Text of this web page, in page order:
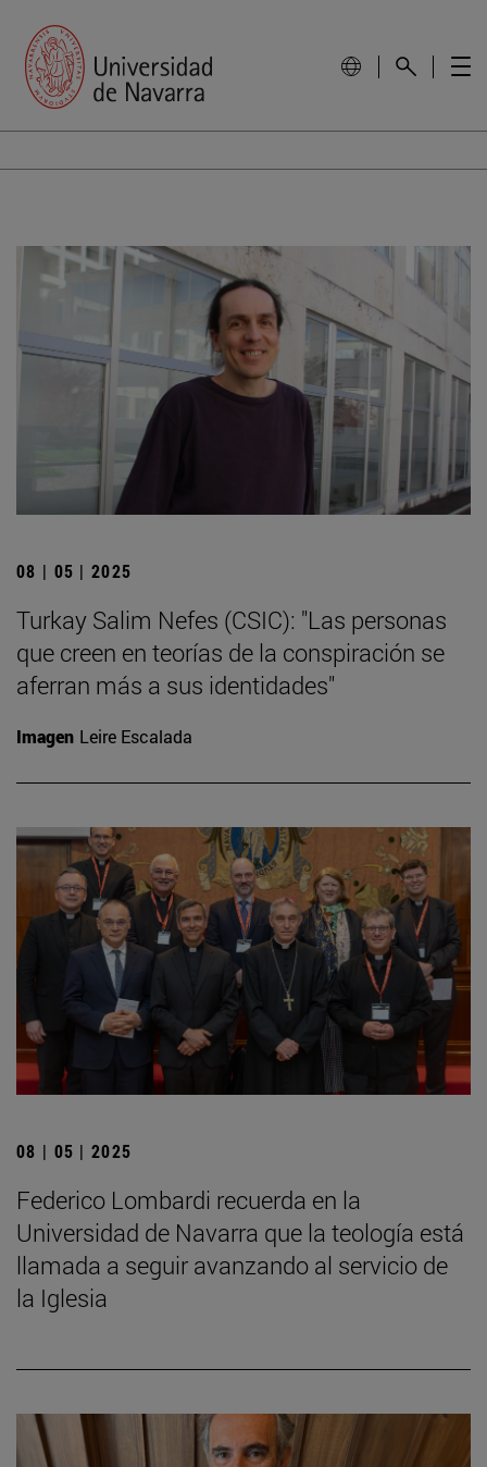
08 | 05 | 2025
Turkay Salim Nefes (CSIC): "Las personas
que creen en teorías de la conspiración se
aferran más a sus identidades"
Imagen Leire Escalada
08 | 05 | 2025
Federico Lombardi recuerda en la
Universidad de Navarra que la teología está
llamada a seguir avanzando al servicio de
la Iglesia